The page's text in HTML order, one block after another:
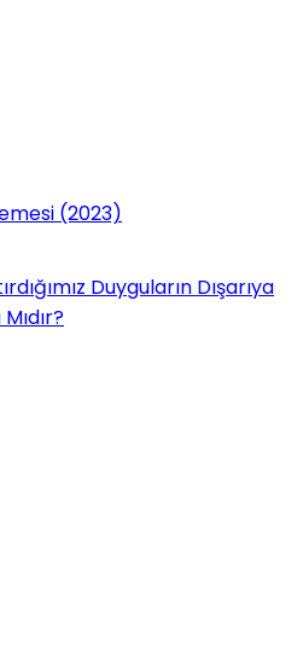
(2023)
Duyguların Dışarıya